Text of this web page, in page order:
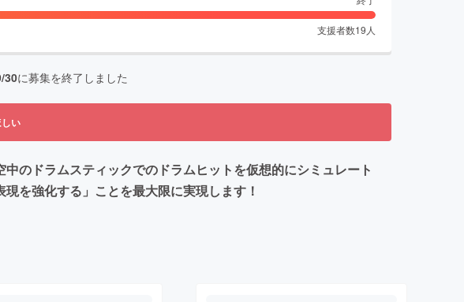
支援者数19 人
30に募集を終了しました
い
のドラムスティックでのドラムヒットを仮想的にシミュレート
を強化する」ことを最大限に実現します！